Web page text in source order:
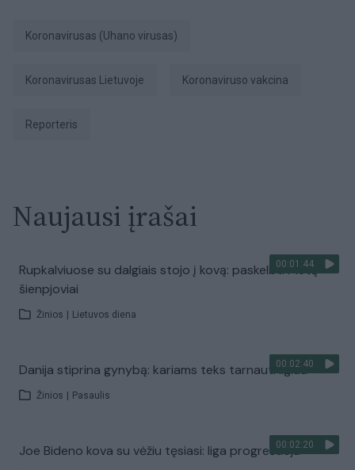
koronavirusas (Uhano virusas)
Koronavirusas Lietuvoje Koronaviruso vakcina
Reporteris
Naujausi įrašai
00:01:44
Rupkalviuose su dalgiais stojo į kovą: paskelbti Metų
šienpjoviai
Žinios Lietuvos diena
00:02:40
Danija stiprina gynybą: kariams teks tarnauti ilgiau
Žinios Pasaulis
00:02:20
Joe Bideno kova su vėžiu tęsiasi: liga progresuoja